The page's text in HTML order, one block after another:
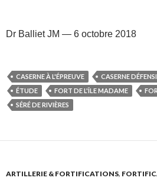
Dr Balliet JM — 6 octobre 2018
CASERNE À L'ÉPREUVE CASERNE
ÉTUDE
FORT DE L'ÎLE MADAME
SÉRÉ DE RIVIÈRES
ARTILLERIE & FORTIFICATIONS,